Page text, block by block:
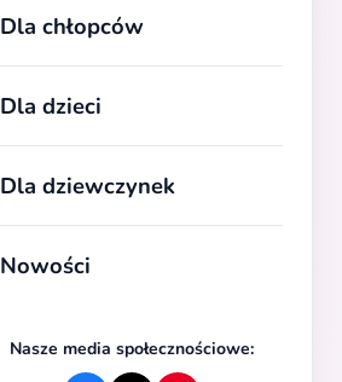
Dla chłopców
Dla dzieci
Dla dziewczynek
Nowości
Nasze media społecznościowe: